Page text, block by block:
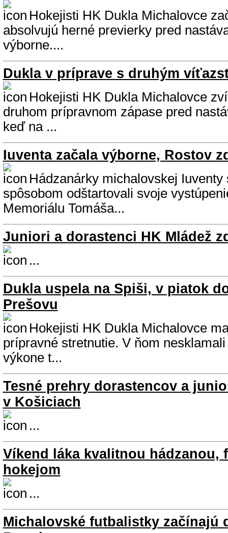
Hokejisti HK Dukla Michalovce
absolvujú herné previerky pred
výborne....
Dukla v príprave s druhým
Hokejisti HK Dukla Michalovce
druhom prípravnom zápase pred
keď na ...
Iuventa začala výborne, Rostov
Hádzanárky michalovskej Iuventy
spôsobom odštartovali svoje
Memoriálu Tomáša...
Juniori a dorastenci HK Mládež
...
Dukla uspela na Spiši, v piatok
Prešovu
Hokejisti HK Dukla Michalovce
prípravné stretnutie. V ňom
výkone t...
Tesné prehry dorastencov a
v Košiciach
...
Víkend láka kvalitnou hádzanou,
hokejom
...
Michalovské futbalistky začínajú